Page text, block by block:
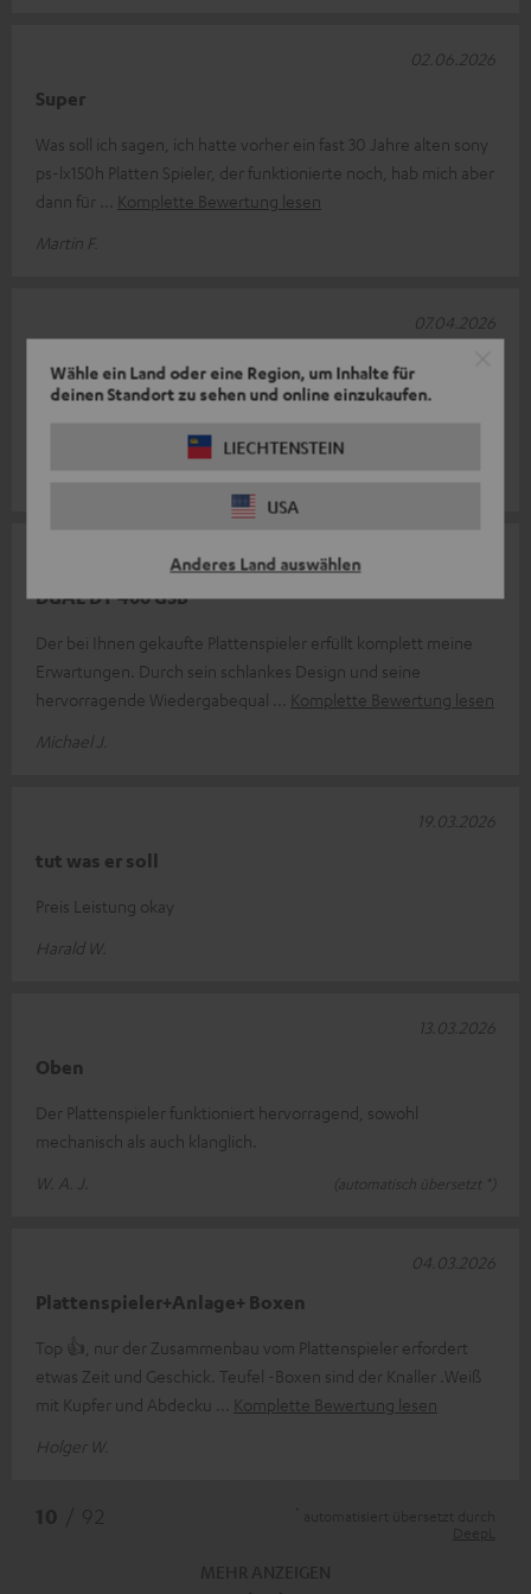
Wähle ein Land oder eine Region, um Inhalte für
deinen Standort zu sehen und online einzukaufen.
LIECHTENSTEIN
USA
Anderes Land auswählen
Super
Was soll ich sagen, ich hatte vorher ein fast 30 Jahre alten sony
ps-lx150h Platten Spieler, der funktionierte noch, hab mich aber
dann für
Komplette Bewertung lesen
Martin F.
02.06.2026
Plattenspieler
Tolles Update, spielt sich gut und der Sound ist echt super.
07.04.2026
DUAL DT 400 USB
Der bei Ihnen gekaufte Plattenspieler erfüllt komplett meine
Erwartungen. Durch sein schlankes Design und seine
hervorragende Wiedergabequal
Komplette Bewertung lesen
Michael J.
tut was er soll
Preis Leistung okay
Harald W.
19.03.2026
Oben
Der Plattenspieler funktioniert hervorragend, sowohl
mechanisch als auch klanglich.
W. A. J.
(automatisch übersetzt *)
13.03.2026
Plattenspieler+Anlage+ Boxen
Top 👍, nur der Zusammenbau vom Plattenspieler erfordert
etwas Zeit und Geschick. Teufel -Boxen sind der Knaller .Weiß
mit Kupfer und Abdecku
Komplette Bewertung lesen
Holger W.
04.03.2026